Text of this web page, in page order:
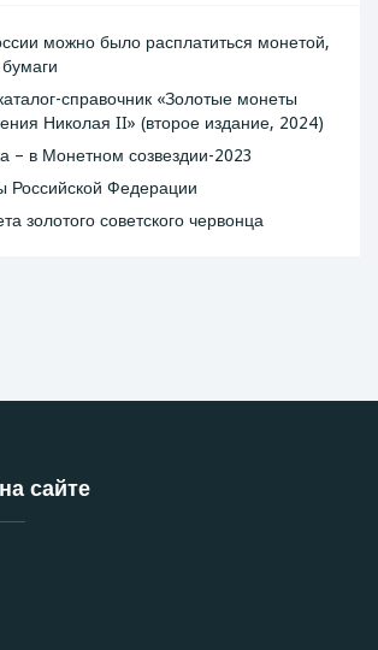
можно было расплатиться монетой,
справочник «Золотые монеты
Николая II» (второе издание, 2024)
– в Монетном созвездии-2023
Российской Федерации
золотого советского червонца
сайте